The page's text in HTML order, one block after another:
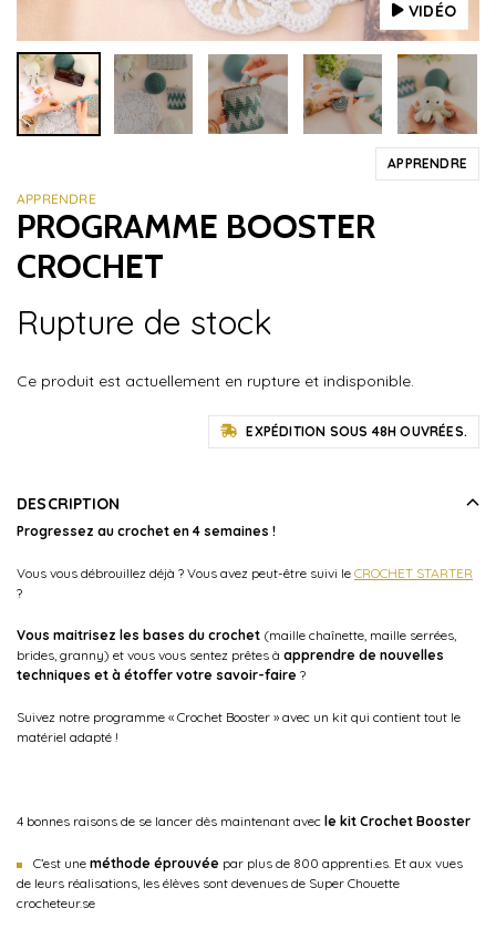
VIDÉO
APPRENDRE
APPRENDRE
PROGRAMME BOOSTER
CROCHET
Rupture de stock
Ce produit est actuellement en rupture et indisponible.
EXPÉDITION SOUS 48H OUVRÉES.
DESCRIPTION
Progressez au crochet en 4 semaines !
Vous vous débrouillez déjà ? Vous avez peut-être suivi le CROCHET STARTER
?
Vous maitrisez les bases du crochet (maille chaînette, maille serrées,
brides, granny) et vous vous sentez prêtes à apprendre de nouvelles
techniques et à étoffer votre savoir-faire ?
Suivez notre programme « Crochet Booster » avec un kit qui contient tout le
matériel adapté !
4 bonnes raisons de se lancer dès maintenant avec le kit Crochet Booster
C’est une méthode éprouvée par plus de 800 apprenti.es. Et aux vues
de leurs réalisations, les élèves sont devenues de Super Chouette
crocheteur.se